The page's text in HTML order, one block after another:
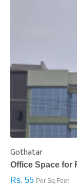
Gothatar
Office Space for
Rs. 55 Per Sq.Feet